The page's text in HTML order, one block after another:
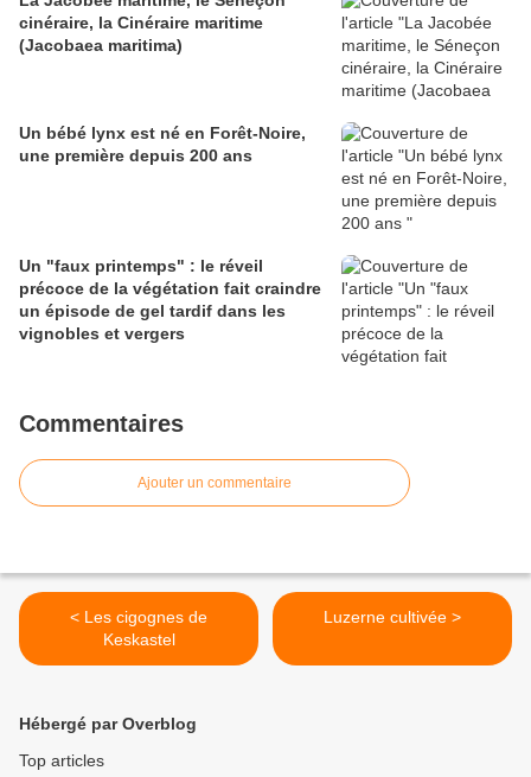
cinéraire, la Cinéraire maritime
(Jacobaea maritima)
Un bébé lynx est né en Forêt-Noire,
une première depuis 200 ans
Un "faux printemps" : le réveil
précoce de la végétation fait craindre
un épisode de gel tardif dans les
vignobles et vergers
Commentaires
Ajouter un commentaire
< Les cigognes de
Keskastel
Luzerne cultivée >
Hébergé par Overblog
Top articles